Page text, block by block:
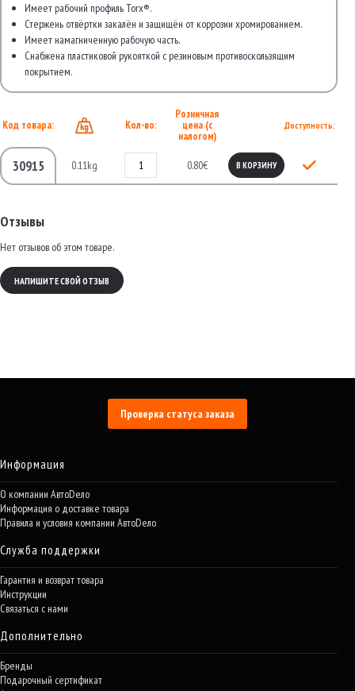
Имеет рабочий профиль Torx®.
Стержень отвёртки закалён и защищён от коррозии хромированием.
Имеет намагниченную рабочую часть.
Снабжена пластиковой рукояткой с резиновым противоскользящим
покрытием.
Код товара: Кол-во:
Розничная
цена (с
налогом)
Доступность:
30915 0.11kg 0.80€ В КОРЗИНУ
Отзывы
Нет отзывов об этом товаре.
НАПИШИТЕ СВОЙ ОТЗЫВ
Проверка статуса заказа
Информация
О компании АвтоDело
Информация о доставке товара
Правила и условия компании АвтоDело
Служба поддержки
Гарантия и возврат товара
Инструкции
Связаться с нами
Дополнительно
Бренды
Подарочный сертификат